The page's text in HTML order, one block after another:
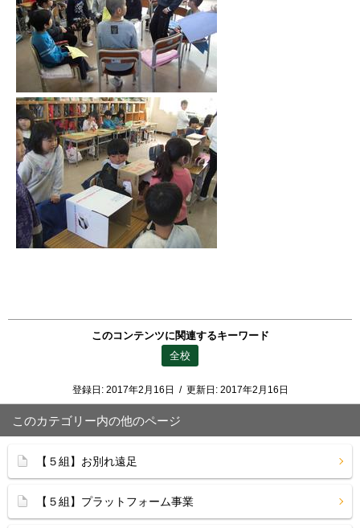
このコンテンツに関連するキーワード
全校
登録日: 2017年2月16日 / 更新日: 2017年2月16日
このカテゴリー内の他のページ
【５組】お別れ遠足
【５組】プラットフォーム事業